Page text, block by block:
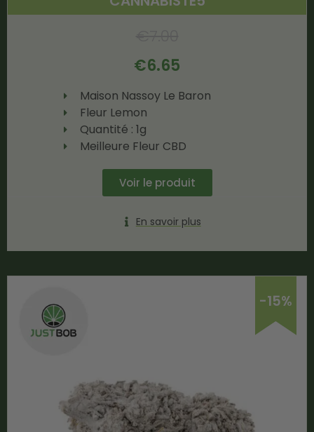
€6.65
Maison Nassoy Le Baron
Fleur Lemon
Quantité : 1g
Meilleure Fleur CBD
Voir le produit
En savoir plus
-15%